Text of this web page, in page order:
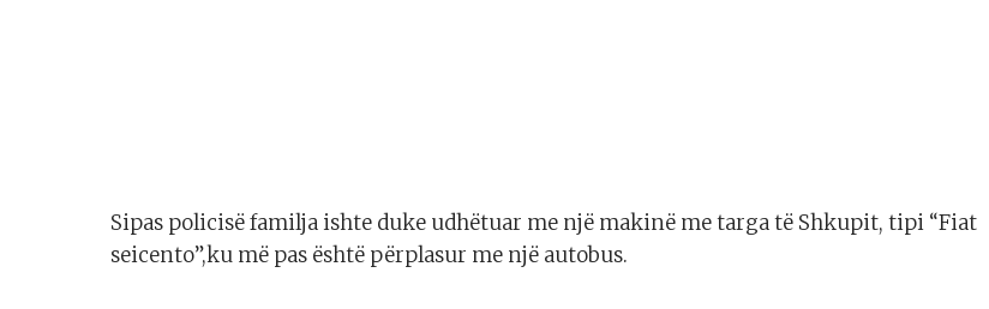
Sipas policisë familja ishte duke udhëtuar me një makinë me targa të Shkupit, tipi “Fiat
seicento”,ku më pas është përplasur me një autobus.